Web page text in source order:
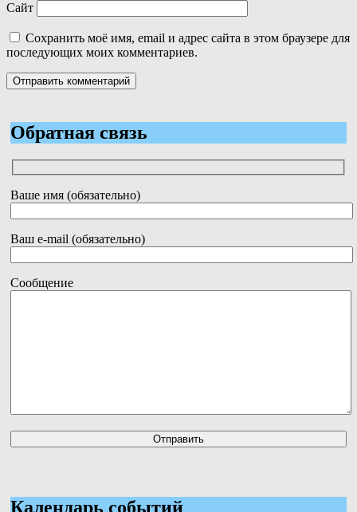
Сайт
Сохранить моё имя, email и адрес сайта в этом браузере для
последующих моих комментариев.
Обратная связь
Ваше имя (обязательно)
Ваш e-mail (обязательно)
Сообщение
Календарь событий